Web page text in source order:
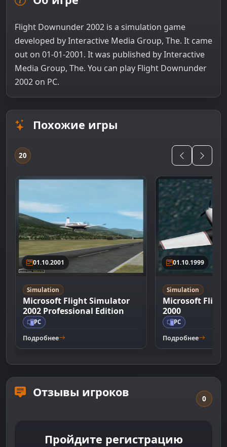
Flight Downunder 2002 is a simulation game
developed by Interactive Media Group, The. It came
out on 01-01-2001. It was published by Interactive
Media Group, The. You can play Flight Downunder
2002 on PC.
Похожие игры
20
01.10.2001
Simulation
Microsoft Flight Simulator
2002 Professional Edition
PC
Подробнее
01.10.1999
Simulation
Microsoft
2000
PC
Подробнее
Отзывы игроков 0
Пройдите регистрацию